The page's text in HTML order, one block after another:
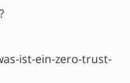
ist-ein-zero-trust-